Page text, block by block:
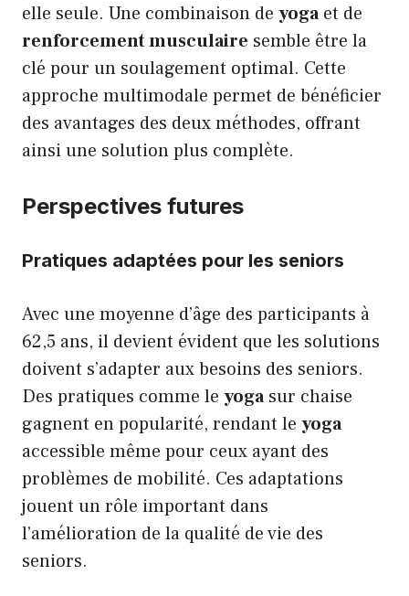
elle seule. Une combinaison de yogaet de
renforcement musculaire semble être la
clé pour un soulagement optimal. Cette
approche multimodale permet de bénéficier
des avantages des deux méthodes, offrant
ainsi une solution plus complète.
Perspectives futures
Pratiques adaptées pour les seniors
Avec une moyenne d’âge des participants à
62,5 ans, il devient évident que les solutions
doivent s’adapter aux besoins des seniors.
Des pratiques comme le yogasur chaise
gagnent en popularité, rendant le yoga
accessible même pour ceux ayant des
problèmes de mobilité. Ces adaptations
jouent un rôle important dans
l’amélioration de la qualité de vie des
seniors.